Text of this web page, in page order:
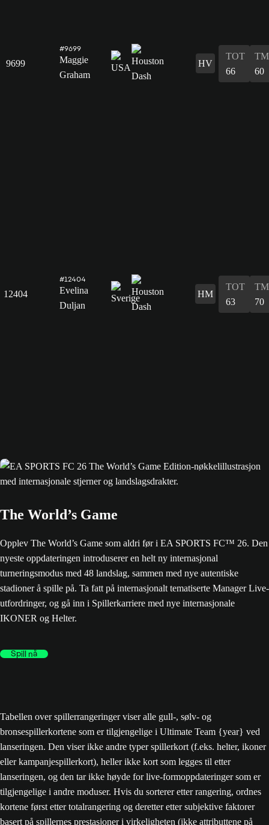
9699
#9699
Maggie
Graham
HV
TOT
66
60
12404
#12404
Evelina
Duljan
HM
TOT
63
70
The World’s Game
Opplev The World’s Game som aldri før i EA SPORTS FC™ 26. Den
nyeste oppdateringen introduserer en helt ny internasjonal
turneringsmodus med 48 landslag, sammen med nye autentiske
stadioner å spille på. Ta fatt på internasjonalt tematiserte Manager Live-
utfordringer, og gå inn i Spillerkarriere med nye internasjonale
IKONER og Helter.
Spill nå
Tabellen over spillerrangeringer viser alle gull-, sølv- og
bronsespillerkortene som er tilgjengelige i Ultimate Team {year} ved
lanseringen. Den viser ikke andre typer spillerkort (f.eks. helter, ikoner
eller kampanjespillerkort), heller ikke kort som legges til etter
lanseringen, og den tar ikke høyde for live-formoppdateringer som er
tilgjengelige i andre moduser. Hvis du sorterer etter rangering, ordnes
kortene først etter totalrangering og deretter etter subjektive faktorer
basert på spillernes prestasjoner i virkeligheten (ikke attributtene på